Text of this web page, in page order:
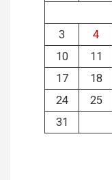
3
4
10
11
17
18
24
25
31